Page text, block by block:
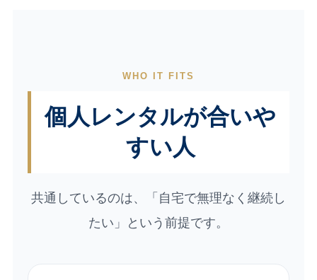
WHO IT FITS
個人レンタルが合いや
すい人
共通しているのは、「自宅で無理なく継続し
たい」という前提です。